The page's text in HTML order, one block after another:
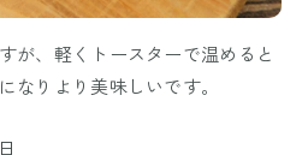
が、軽くトースターで温めると
なりより美味しいです。